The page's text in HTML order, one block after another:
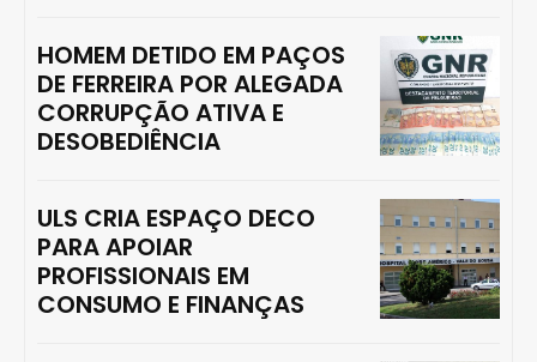
HOMEM DETIDO EM PAÇOS
DE FERREIRA POR ALEGADA
CORRUPÇÃO ATIVA E
DESOBEDIÊNCIA
ULS CRIA ESPAÇO DECO
PARA APOIAR
PROFISSIONAIS EM
CONSUMO E FINANÇAS